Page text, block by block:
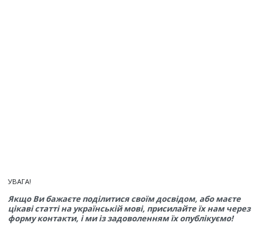
УВАГА!
Якщо Ви бажаєте поділитися своїм досвідом, або маєте
цікаві статті на українській мові, присилайте їх нам через
форму контакти, і ми із задоволенням їх опублікуємо!